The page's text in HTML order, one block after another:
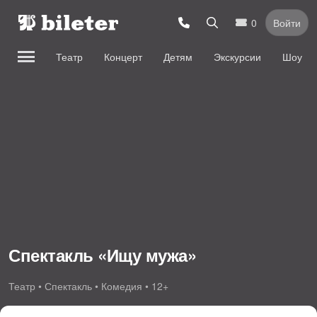
0 Войти
Театр Концерт Детям Экскурсии Шоу
Спектакль «Ищу мужа»
Театр • Спектакль • Комедия • 12+